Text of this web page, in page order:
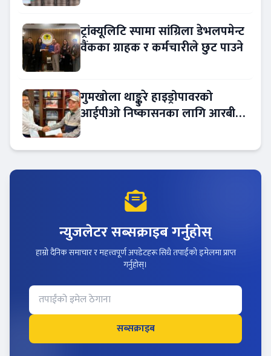
ट्रांक्यूलिटि स्पामा सांग्रिला डेभलपमेन्ट
वैंकका ग्राहक र कर्मचारीले छुट पाउने
गुमखोला थाङ्कुरे हाइड्रोपावरको
आईपीओ निष्कासनका लागि आरबीबी
न्युजलेटर सब्सक्राइब गर्नुहोस्
हाम्रो दैनिक समाचार र महत्त्वपूर्ण अपडेटहरू सिधै तपाईंको इमेलमा प्राप्त
गर्नुहोस्।
सब्सक्राइब